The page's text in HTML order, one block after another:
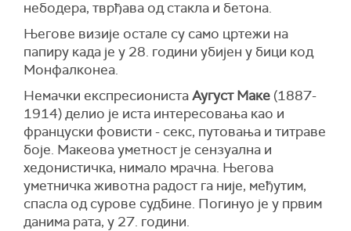
небодера, тврђава од стакла и бетона.
Његове визије остале су само цртежи на
папиру када је у 28. години убијен у бици код
Монфалконеа.
Немачки експресионистаАугуст Маке (1887-
1914) делио је иста интересовања као и
француски фовисти - секс, путовања и титраве
боје. Макеова уметност је сензуална и
хедонистичка, нимало мрачна. Његова
уметничка животна радост га није, међутим,
спасла од сурове судбине. Погинуо је у првим
данима рата, у 27. години.